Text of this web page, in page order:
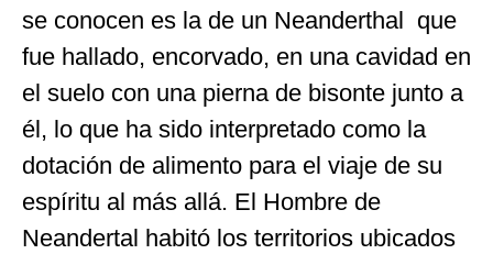
se conocen es la de un Neanderthal que
fue hallado, encorvado, en una cavidad en
el suelo con una pierna de bisonte junto a
él, lo que ha sido interpretado como la
dotación de alimento para el viaje de su
espíritu al más allá. El Hombre de
Neandertal habitó los territorios ubicados